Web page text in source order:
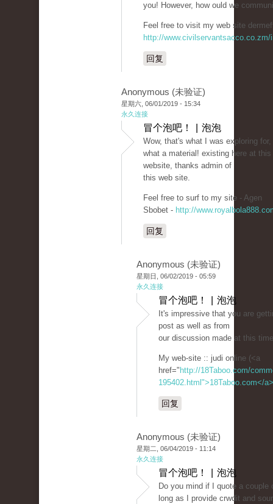
you! However, how ould we
Feel free to visit my web site
http://
回复
Anonymous (未验证)
星期六, 06/01/2019 - 15:34
永久连接
冒个泡吧！ | 泡泡
Wow, that's what I was exploring for,
what a material! existing here at this
website, thanks admin of
this web site.
Feel free to surf to my site - Agen
Sbobet - http://
回复
Anonymous (未验证)
星期日, 06/02/2019 - 05:59
永久连接
冒个泡吧！ | 泡泡
It's impressive that you are
post as well as from
our discussion made at this
My web-site :: judi online (<a
href=" http://18Taboo.com/
195402.html">18Taboo.com</a>
回复
Anonymous (未验证)
星期二, 06/04/2019 - 11:14
永久连接
冒个泡吧！ | 泡泡
Do you mind if I quote a couple
long as I provide crwdit and